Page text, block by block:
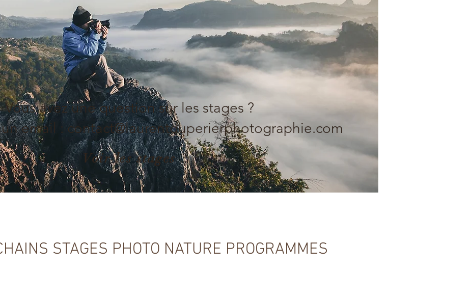
Voir les stages
Vous avez une question sur les stages ?
email : contact@laurentduperierphotographie.com
STAGES PHOTO NATURE PROGRAMMES